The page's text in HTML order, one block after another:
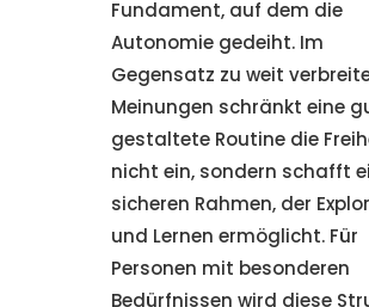
Fundament, auf dem die
Autonomie gedeiht. Im
Gegensatz zu weit
Meinungen schränkt eine
gestaltete Routine die
nicht ein, sondern schafft
sicheren Rahmen, der
und Lernen ermöglicht. Für
Personen mit besonderen
Bedürfnissen wird diese